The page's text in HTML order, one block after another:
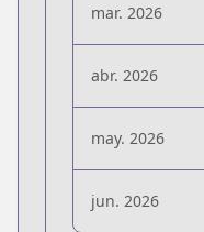
mar. 2026
abr. 2026
may. 2026
jun. 2026